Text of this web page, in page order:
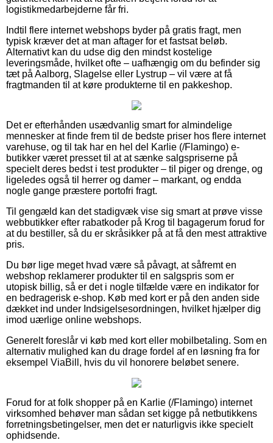
logistikmedarbejderne får fri.
Indtil flere internet webshops byder på gratis fragt, men
typisk kræver det at man aftager for et fastsat beløb.
Alternativt kan du udse dig den mindst kostelige
leveringsmåde, hvilket ofte – uafhængig om du befinder sig
tæt på Aalborg, Slagelse eller Lystrup – vil være at få
fragtmanden til at køre produkterne til en pakkeshop.
Det er efterhånden usædvanlig smart for almindelige
mennesker at finde frem til de bedste priser hos flere internet
varehuse, og til tak har en hel del Karlie (/Flamingo) e-
butikker været presset til at at sænke salgspriserne på
specielt deres bedst i test produkter – til piger og drenge, og
ligeledes også til herrer og damer – markant, og endda
nogle gange præstere portofri fragt.
Til gengæld kan det stadigvæk vise sig smart at prøve visse
webbutikker efter rabatkoder på Krog til bagagerum forud for
at du bestiller, så du er skråsikker på at få den mest attraktive
pris.
Du bør lige meget hvad være så påvagt, at såfremt en
webshop reklamerer produkter til en salgspris som er
utopisk billig, så er det i nogle tilfælde være en indikator for
en bedragerisk e-shop. Køb med kort er på den anden side
dækket ind under Indsigelsesordningen, hvilket hjælper dig
imod uærlige online webshops.
Generelt foreslår vi køb med kort eller mobilbetaling. Som en
alternativ mulighed kan du drage fordel af en løsning fra for
eksempel ViaBill, hvis du vil honorere beløbet senere.
Forud for at folk shopper på en Karlie (/Flamingo) internet
virksomhed behøver man sådan set kigge på netbutikkens
forretningsbetingelser, men det er naturligvis ikke specielt
ophidsende.